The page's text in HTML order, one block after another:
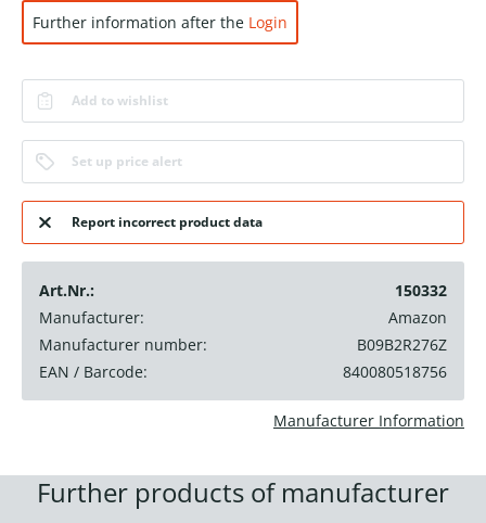
Further information after the Login
Add to wishlist
Set up price alert
Report incorrect product data
Art.Nr.:
150332
Manufacturer:
Amazon
Manufacturer number:
B09B2R276Z
EAN / Barcode:
840080518756
Manufacturer Information
Further products of manufacturer